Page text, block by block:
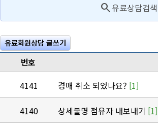
search유료상담검색
유료회원상담 글쓰기
번호
4141
경매 취소 되었나요? [1]
4140 상세불명 점유자 내보내기 [1]